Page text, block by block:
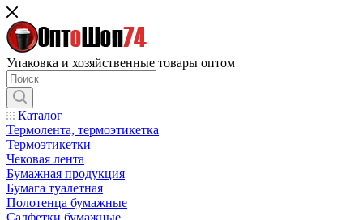
Упаковка и хозяйственные товары оптом
Каталог
Термолента, термоэтикетка
Термоэтикетки
Чековая лента
Бумажная продукция
Бумага туалетная
Полотенца бумажные
Салфетки бумажные